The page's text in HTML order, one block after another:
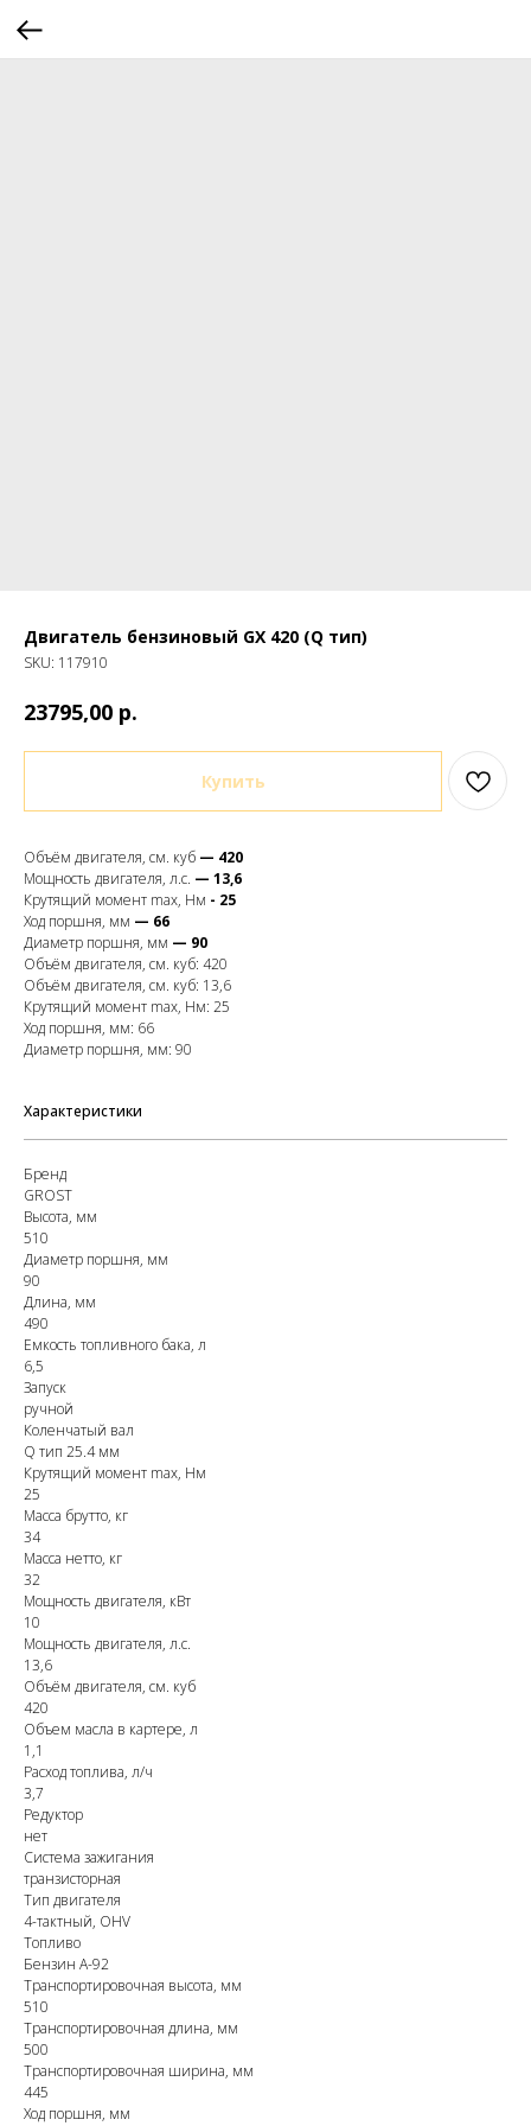
Двигатель бензиновый GX 420 (Q тип)
SKU: 117910
23795,00 р.
Купить
Объём двигателя, см. куб — 420
Мощность двигателя, л.с. — 13,6
Крутящий момент max, Hм - 25
Ход поршня, мм — 66
Диаметр поршня, мм — 90
Объём двигателя, см. куб: 420
Объём двигателя, см. куб: 13,6
Крутящий момент max, Hм: 25
Ход поршня, мм: 66
Диаметр поршня, мм: 90
Характеристики
Бренд
GROST
Высота, мм
510
Диаметр поршня, мм
90
Длина, мм
490
Емкость топливного бака, л
6,5
Запуск
ручной
Коленчатый вал
Q тип 25.4 мм
Крутящий момент max, Hм
25
Масса брутто, кг
34
Масса нетто, кг
32
Мощность двигателя, кВт
10
Мощность двигателя, л.с.
13,6
Объём двигателя, см. куб
420
Объем масла в картере, л
1,1
Расход топлива, л/ч
3,7
Редуктор
нет
Система зажигания
транзисторная
Тип двигателя
4-тактный, OHV
Топливо
Бензин А-92
Транспортировочная высота, мм
510
Транспортировочная длина, мм
500
Транспортировочная ширина, мм
445
Ход поршня, мм